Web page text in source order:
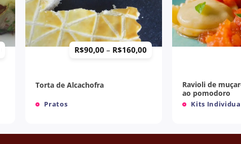
+
Pratos
Torta de Alcachofra
R$90,00 – R$160,00 Price
+
Kits
Ravioli de
ao pomodoro